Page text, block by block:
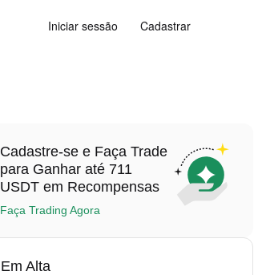
Iniciar sessão Cadastrar
Cadastre-se e Faça Trade
para Ganhar até 711
USDT em Recompensas
Faça Trading Agora
Em Alta